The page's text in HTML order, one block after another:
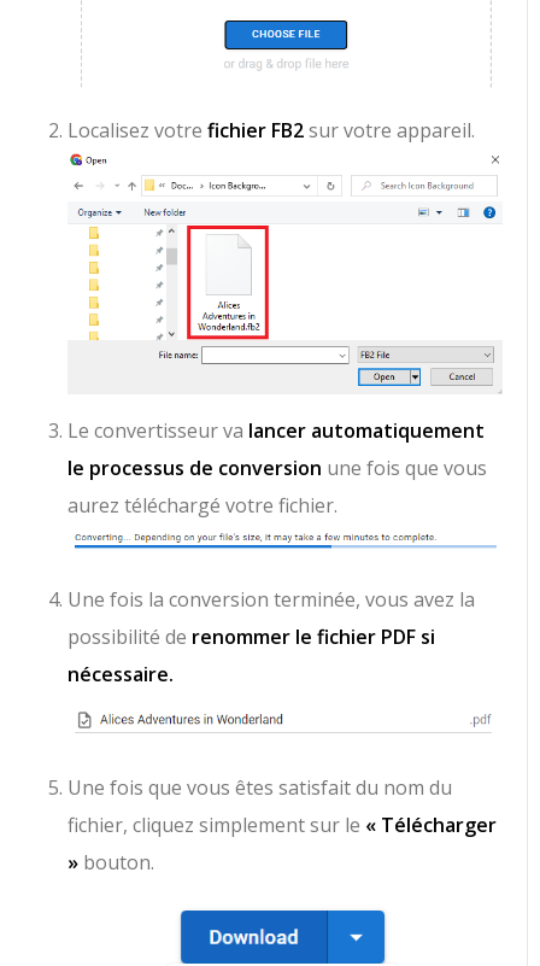
Localisez votrefichier FB2sur votre appareil.
Le convertisseur va lancer automatiquement
le processus de conversion une fois que vous
aurez téléchargé votre fichier.
Une fois la conversion terminée, vous avez la
possibilité de renommer le fichier PDF si
nécessaire.
Une fois que vous êtes satisfait du nom du
fichier, cliquez simplement sur le « Télécharger
» bouton.